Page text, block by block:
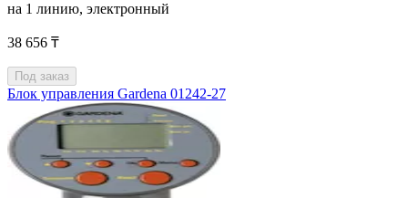
на 1 линию, электронный
38 656 ₸
Под заказ
Блок управления Gardena 01242-27